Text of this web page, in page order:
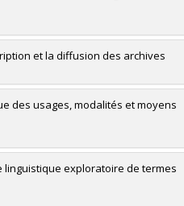
et la diffusion des archives
des usages, modalités et moyens
exploratoire de termes